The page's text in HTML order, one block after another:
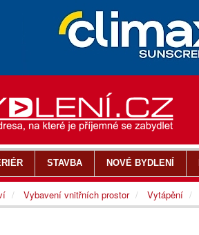
STAVBA NOVÉ BYDLENÍ
Vybavení vnitřních prostor Vytápění